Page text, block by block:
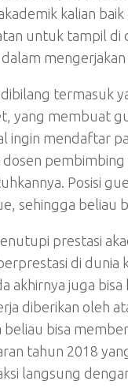
kalian
untuk tampil di
mengerjakan
dibilang termasuk
yang membuat
ingin mendaftar
dosen
Posisi
sehingga beliau
prestasi
di dunia
akhirnya juga
diberikan oleh
beliau bisa
tahun 2018
langsung